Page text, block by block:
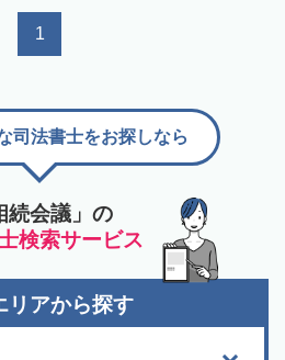
1
続会議」の
検索サービス
司法書士をお探しなら
リアから探す